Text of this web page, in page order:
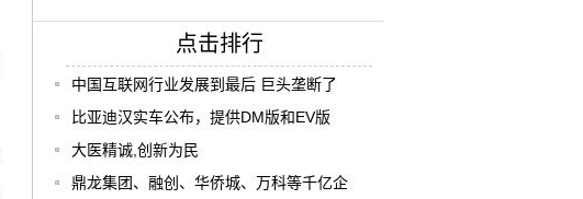
点击排行
中国互联网行业发展到最后 巨头垄断了
比亚迪汉实车公布，提供DM版和EV版
大医精诚,创新为民
鼎龙集团、融创、华侨城、万科等千亿企